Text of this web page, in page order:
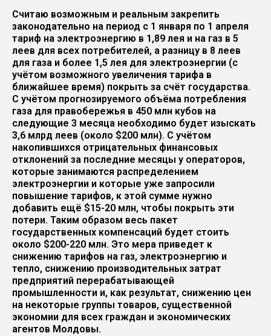
Считаю возможным и реальным закрепить
законодательно на период с 1 января по 1 апреля
тариф на электроэнергию в 1,89 лея и на газ в 5
леев для всех потребителей, а разницу в 8 леев
для газа и более 1,5 лея для электроэнергии (с
учётом возможного увеличения тарифа в
ближайшее время) покрыть за счёт государства.
С учётом прогнозируемого объёма потребления
газа для правобережья в 450 млн кубов на
следующие 3 месяца необходимо будет изыскать
3,6 млрд леев (около $200 млн). С учётом
накопившихся отрицательных финансовых
отклонений за последние месяцы у операторов,
которые занимаются распределением
электроэнергии и которые уже запросили
повышение тарифов, к этой сумме нужно
добавить ещё $15-20 млн, чтобы покрыть эти
потери. Таким образом весь пакет
государственных компенсаций будет стоить
около $200-220 млн. Это мера приведет к
снижению тарифов на газ, электроэнергию и
тепло, снижению производительных затрат
предприятий перерабатывающей
промышленности и, как результат, снижению цен
на некоторые группы товаров, существенной
экономии для всех граждан и экономических
агентов Молдовы.